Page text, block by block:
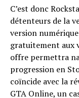
C’est donc
détenteurs de la
version
gratuitement aux
offre permettra
progression en
coïncide avec la
GTA Online, un